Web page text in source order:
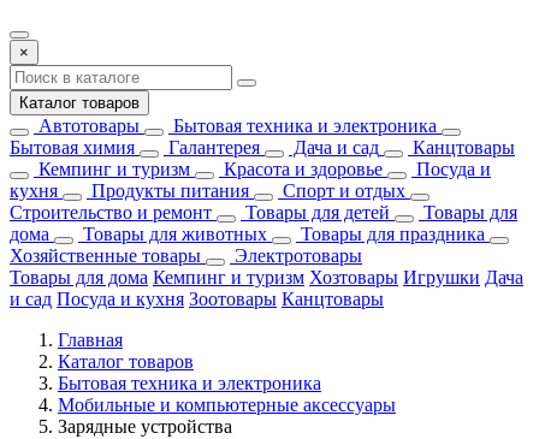
×
Каталог товаров
Автотовары
Бытовая техника и электроника
Бытовая химия
Галантерея Дача и сад
Канцтовары
Кемпинг и туризм
Красота и здоровье
Посуда и
кухня
Продукты питания
Спорт и отдых
Строительство и ремонт
Товары для детей
Товары для
дома
Товары для животных
Товары для праздника
Хозяйственные товары
Электротовары
Товары для дома Кемпинг и туризм Хозтовары Игрушки Дача
и сад Посуда и кухня Зоотовары Канцтовары
Главная
Каталог товаров
Бытовая техника и электроника
Мобильные и компьютерные аксессуары
Зарядные устройства